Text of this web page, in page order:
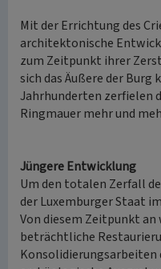
Mit der Errichtung des
architektonische
zum Zeitpunkt ihrer
sich das Äußere der Burg
Jahrhunderten zerfielen
Ringmauer mehr und
Jüngere Entwicklung
Um den totalen Zerfall
der Luxemburger Staat
Von diesem Zeitpunkt an
beträchtliche
Konsolidierungsarbeiten